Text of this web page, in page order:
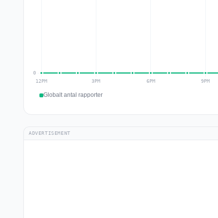
Globalt antal rapporter
ADVERTISEMENT